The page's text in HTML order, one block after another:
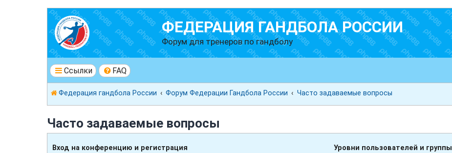
ФЕДЕРАЦИЯ ГАНДБОЛА РОССИИ
Форум для тренеров по гандболу
Ссылки FAQ
Федерация гандбола России Форум Федерации Гандбола России Часто задаваемые вопросы
Часто задаваемые вопросы
Вход на конференцию и регистрация
Уровни пользователей и группы